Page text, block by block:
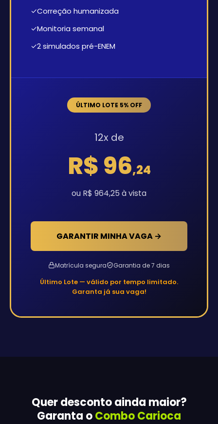
✓Correção humanizada
✓Monitoria semanal
✓2 simulados pré-ENEM
ÚLTIMO LOTE 5% OFF
12x de
R$ 96,24
ou R$ 964,25 à vista
GARANTIR MINHA VAGA →
Matrícula segura Garantia de 7 dias
Último Lote — válido por tempo limitado.
Garanta já sua vaga!
Quer desconto ainda maior?
Garanta oCombo Carioca